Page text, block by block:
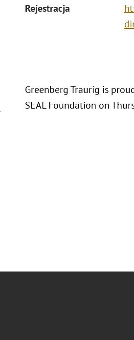
Rejestracja
Greenberg Traurig is
SEAL Foundation on